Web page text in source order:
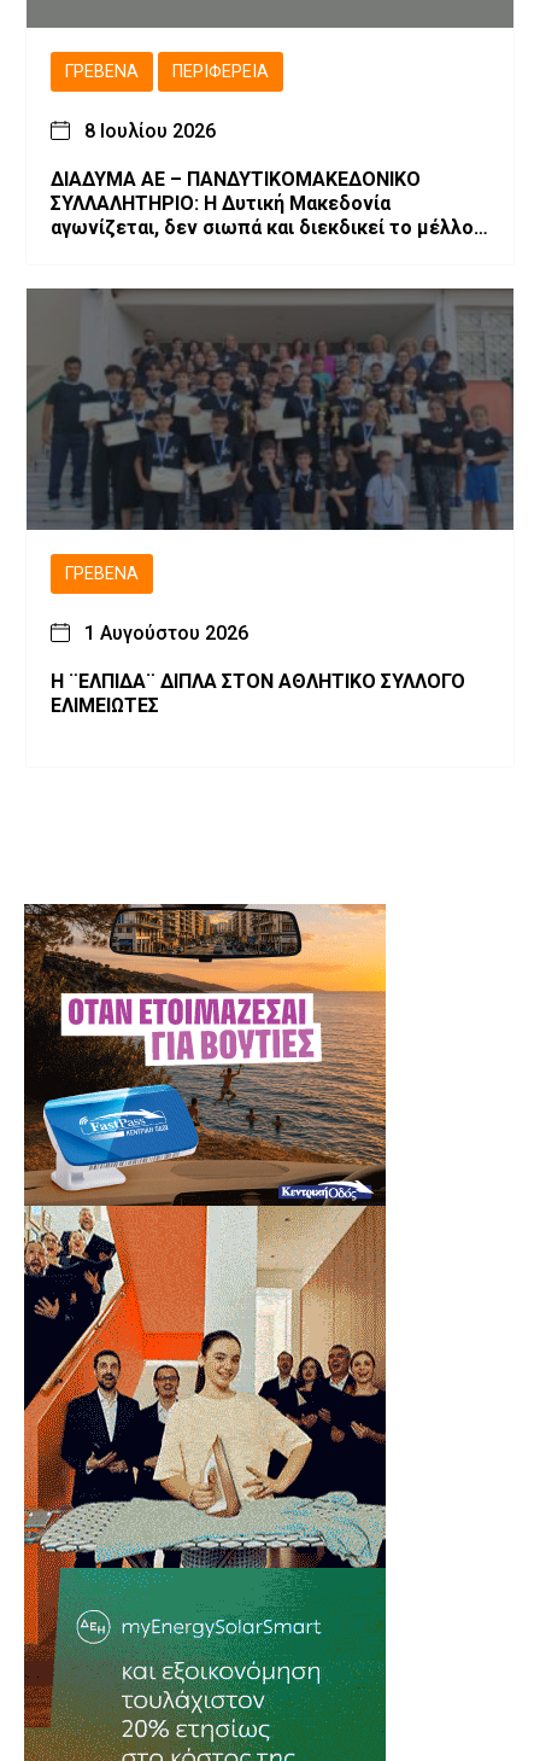
ΓΡΕΒΕΝΆ ΠΕΡΙΦΈΡΕΙΑ
8 Ιουλίου 2026
ΔΙΑΔΥΜΑ ΑΕ – ΠΑΝΔΥΤΙΚΟΜΑΚΕΔΟΝΙΚΟ
ΣΥΛΛΑΛΗΤΗΡΙΟ: Η Δυτική Μακεδονία
αγωνίζεται, δεν σιωπά και διεκδικεί το μέλλον
ΓΡΕΒΕΝΆ
1 Αυγούστου 2026
Η ¨ΕΛΠΙΔΑ¨ ΔΙΠΛΑ ΣΤΟΝ ΑΘΛΗΤΙΚΟ ΣΥΛΛΟΓΟ
ΕΛΙΜΕΙΩΤΕΣ